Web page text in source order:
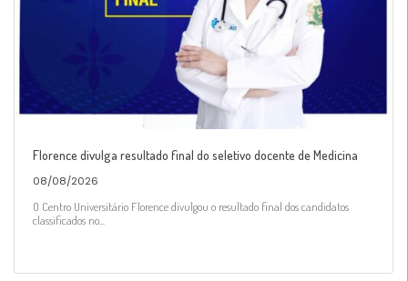
Florence divulga resultado final do seletivo docente de Medicina
08/08/2026
O Centro Universitário Florence divulgou o resultado final dos candidatos
classificados no...